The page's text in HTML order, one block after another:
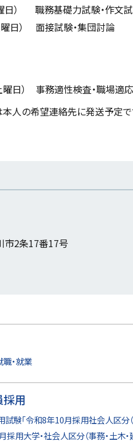
日） 職務基礎力試験・作文
日） 面接試験・集団討論
） 事務適性検査・職場適応
人の希望連絡先に発送予定で
市2条17番17号
・就業
採用
試験「令和8年10月採用社会人区分（
用大学・社会人区分（事務・土木・